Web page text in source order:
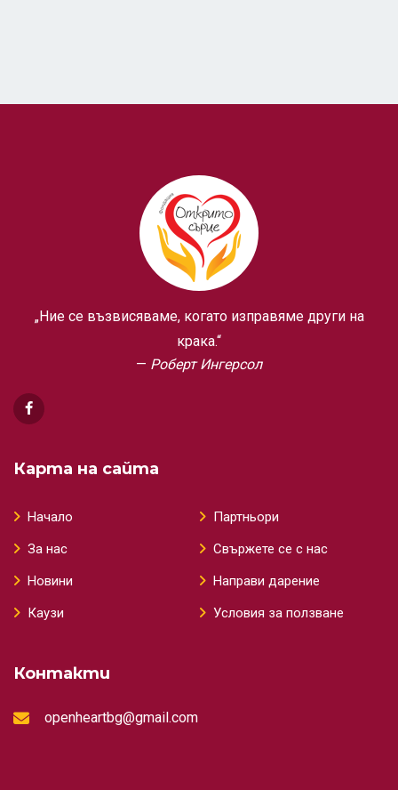
„Ние се възвисяваме, когато изправяме други на
крака.“
Роберт Ингерсол
Карта на сайта
Начало
За нас
Новини
Каузи
Партньори
Свържете се с нас
Направи дарение
Условия за ползване
Контакти
openheartbg@gmail.com